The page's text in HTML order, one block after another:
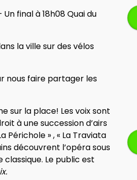
final à 18h08 Quai du
la ville sur des vélos
nous faire partager les
sur la place! Les voix sont
à une succession d’airs
Périchole » , « La Traviata
découvrent l’opéra sous
Le public est